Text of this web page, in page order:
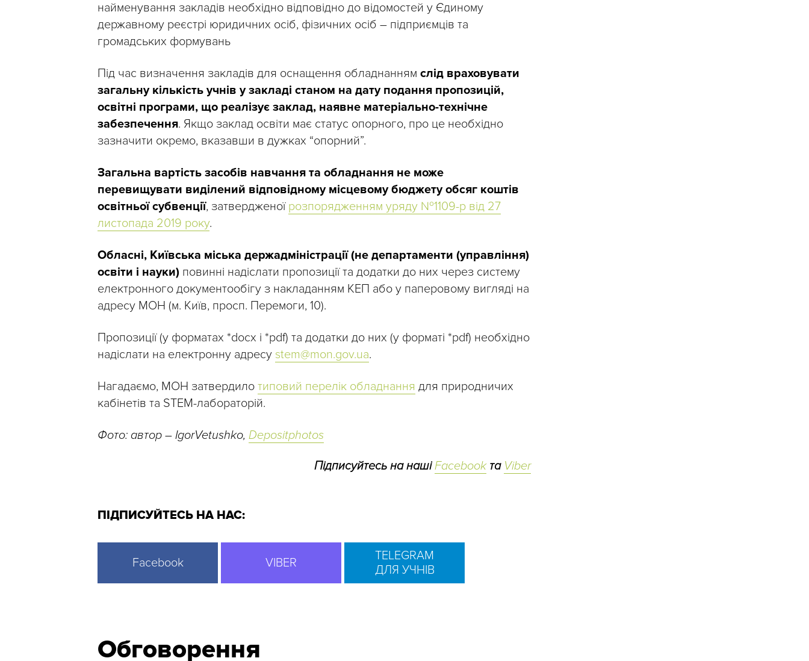
найменування закладів необхідно відповідно до відомостей у Єдиному
державному реєстрі юридичних осіб, фізичних осіб – підприємців та
громадських формувань
Під час визначення закладів для оснащення обладнанням слід враховувати
загальну кількість учнів у закладі станом на дату подання пропозицій,
освітні програми, що реалізує заклад, наявне матеріально-технічне
забезпечення. Якщо заклад освіти має статус опорного, про це необхідно
зазначити окремо, вказавши в дужках “опорний”.
Загальна вартість засобів навчання та обладнання не може
перевищувати виділений відповідному місцевому бюджету обсяг коштів
освітньої субвенції, затвердженої розпорядженням уряду №1109-р від 27
листопада 2019 року.
Обласні, Київська міська держадміністрації (не департаменти (управління)
освіти і науки) повинні надіслати пропозиції та додатки до них через систему
електронного документообігу з накладанням КЕП або у паперовому вигляді на
адресу МОН (м. Київ, просп. Перемоги, 10).
Пропозиції (у форматах *docx і *pdf) та додатки до них (у форматі *pdf) необхідно
надіслати на електронну адресу stem@mon.gov.ua.
Нагадаємо, МОН затвердило типовий перелік обладнання для природничих
кабінетів та STEM-лабораторій.
Фото: автор – IgorVetushko, Depositphotos
Підписуйтесь на нашіFacebookта Viber
ПІДПИСУЙТЕСЬ НА НАС:
Facebook VIBER
TELEGRAM
ДЛЯ УЧНІВ
Обговорення